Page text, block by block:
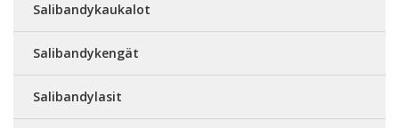
Salibandykaukalot
Salibandykengät
Salibandylasit